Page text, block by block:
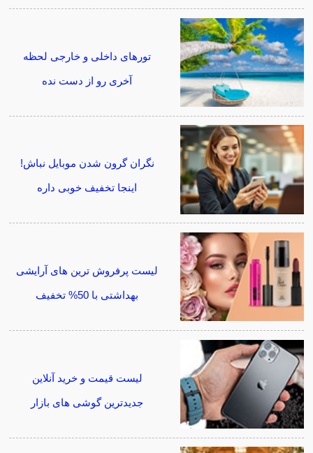
تورهای داخلی و خارجی لحظه
آخری رو از دست نده
نگران گرون شدن موبایل نباش!
اینجا تخفیف خوبی داره
لیست پرفروش ترین های آرایشی
بهداشتی با 50% تخفیف
لیست قیمت و خرید آنلاین
جدیدترین گوشی های بازار